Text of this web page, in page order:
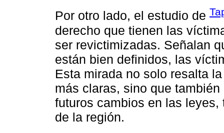
Por otro lado, el estudio de
derecho que tienen las
ser revictimizadas. Señalan
están bien definidos, las
Esta mirada no solo resalta
más claras, sino que
futuros cambios en las
de la región.